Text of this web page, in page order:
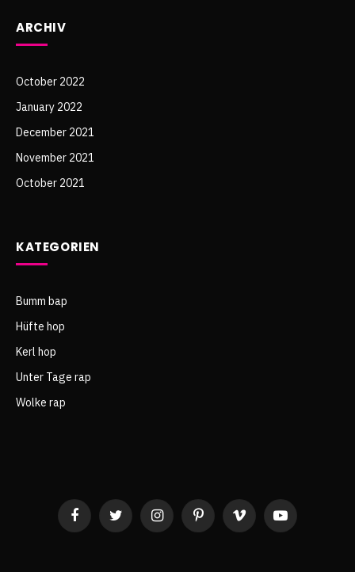
ARCHIV
October 2022
January 2022
December 2021
November 2021
October 2021
KATEGORIEN
Bumm bap
Hüfte hop
Kerl hop
Unter Tage rap
Wolke rap
FacebookTwitter InstagramPinterestVimeo YouTube